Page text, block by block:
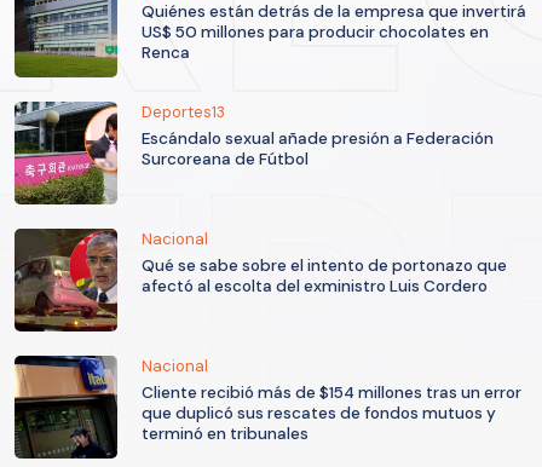
Quiénes están detrás de la empresa que invertirá
US$ 50 millones para producir chocolates en
Renca
Deportes13
Escándalo sexual añade presión a Federación
Surcoreana de Fútbol
Nacional
Qué se sabe sobre el intento de portonazo que
afectó al escolta del exministro Luis Cordero
Nacional
Cliente recibió más de $154 millones tras un error
que duplicó sus rescates de fondos mutuos y
terminó en tribunales